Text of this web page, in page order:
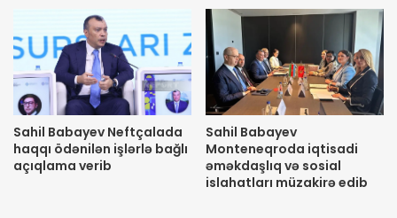
Sahil Babayev Neftçalada
haqqı ödənilən işlərlə bağlı
açıqlama verib
Sahil Babayev
Monteneqroda iqtisadi
əməkdaşlıq və sosial
islahatları müzakirə edib